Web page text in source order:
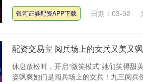
银河证券配资APP下载 日期：03-02
配资交易宝 阅兵场上的女兵又美又飒
休息放松时，开启“微笑模式”她们笑得甜
姿飒爽她们是阅兵场上的女兵！九三阅